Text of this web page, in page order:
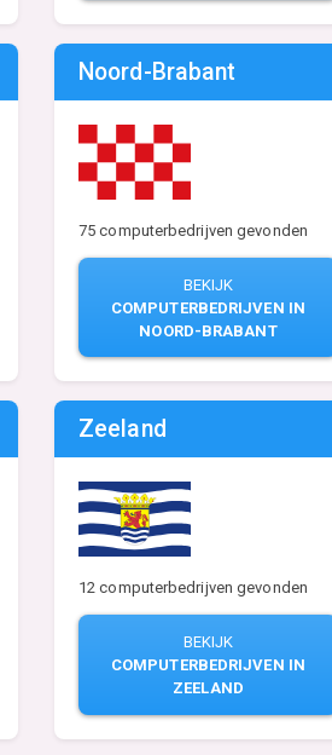
Noord-Brabant
75 computerbedrijven gevonden
BEKIJK
COMPUTERBEDRIJVEN IN
NOORD-BRABANT
Zeeland
12 computerbedrijven gevonden
BEKIJK
COMPUTERBEDRIJVEN IN
ZEELAND